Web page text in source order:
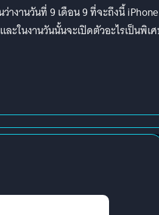
างานวันที่ 9 เดือน 9 ที่จะถึงนี้
ะในงานวันนั้นจะเปิดตัวอะไรเป็นพิเ